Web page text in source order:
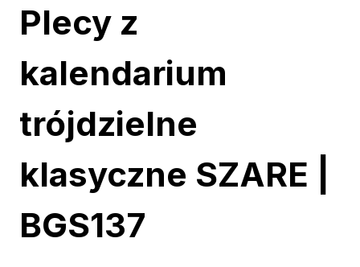
Plecy z
kalendarium
trójdzielne
klasyczne SZARE |
BGS137